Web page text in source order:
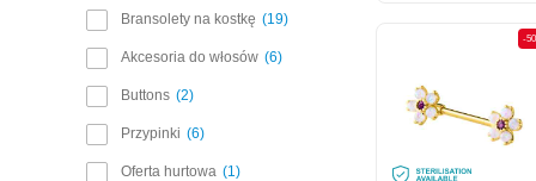
Bransolety na kostkę 19
Akcesoria do włosów 6
Buttons 2
Przypinki 6
Oferta hurtowa 1
-50%
-